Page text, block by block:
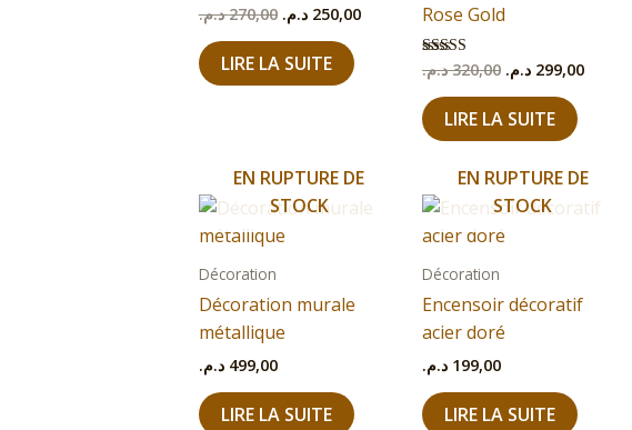
Note
5.00
sur 5
270,00 د.م. 250,00 د.م.
LIRE LA SUITE
Rose Gold
Note
5.00
sur 5
320,00 د.م. 299,00 د.م.
LIRE LA SUITE
EN RUPTURE DE
STOCK
Décoration
Décoration murale
métallique
499,00 د.م.
LIRE LA SUITE
EN RUPTURE DE
STOCK
Décoration
Encensoir décoratif
acier doré
199,00 د.م.
LIRE LA SUITE